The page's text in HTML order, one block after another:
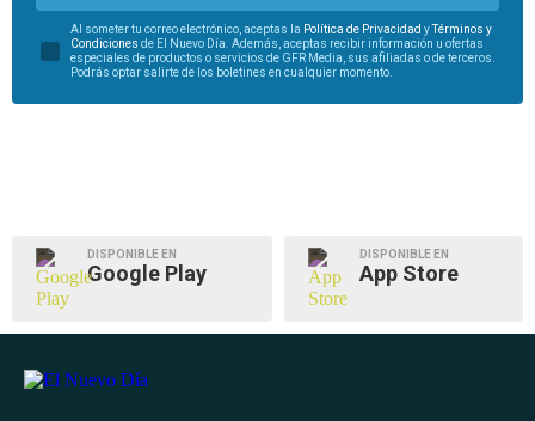
Al someter tu correo electrónico, aceptas la Política de Privacidad y
Términos y
Condiciones de El Nuevo Día. Además, aceptas recibir información u ofertas
especiales de productos o servicios de GFR Media, sus afiliadas o de terceros.
Podrás optar salirte de los boletines en cualquier momento.
DISPONIBLE EN
Google Play
DISPONIBLE EN
App Store